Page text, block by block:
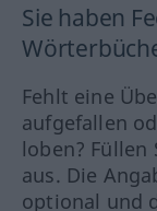
Sie haben
Fehlt eine
aufgefallen
loben? Füllen
aus. Die
optional und